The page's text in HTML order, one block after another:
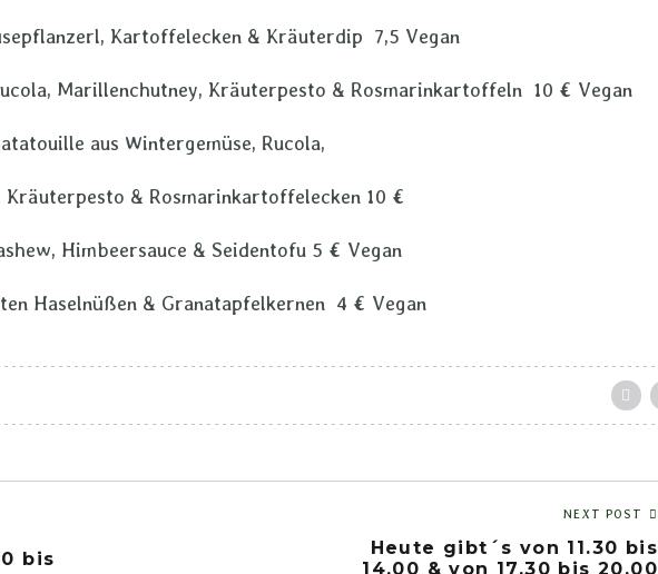
Kartoffelecken & Kräuterdip 7,5 Vegan
Marillenchutney, Kräuterpesto & Rosmarinkartoffeln 10 € Vegan
aus Wintergemüse, Rucola,
& Rosmarinkartoffelecken 10 €
Himbeersauce & Seidentofu 5 € Vegan
Haselnüßen & Granatapfelkernen 4 € Vegan
bis
NEXT POST
Heute gibt´s von 11.30 bis
14.00 & von 17.30 bis 20.00